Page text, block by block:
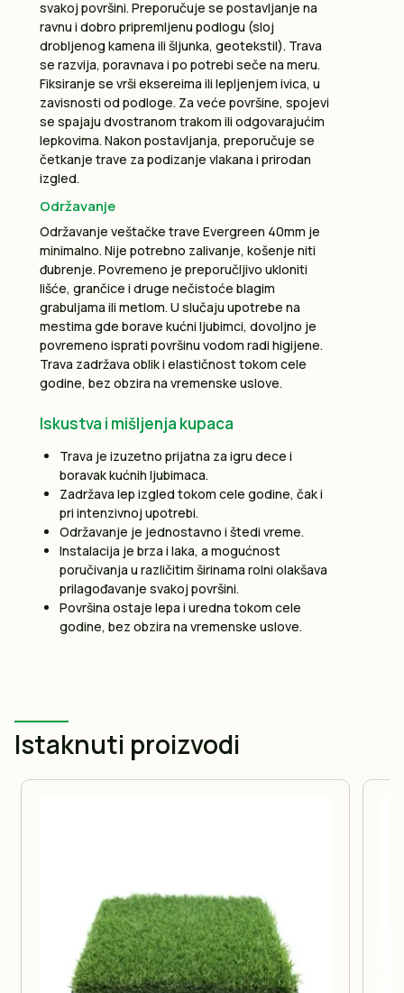
svakoj površini. Preporučuje se postavljanje na
ravnu i dobro pripremljenu podlogu (sloj
drobljenog kamena ili šljunka, geotekstil). Trava
se razvija, poravnava i po potrebi seče na meru.
Fiksiranje se vrši eksereima ili lepljenjem ivica, u
zavisnosti od podloge. Za veće površine, spojevi
se spajaju dvostranom trakom ili odgovarajućim
lepkovima. Nakon postavljanja, preporučuje se
četkanje trave za podizanje vlakana i prirodan
izgled.
Održavanje
Održavanje veštačke trave Evergreen 40mm je
minimalno. Nije potrebno zalivanje, košenje niti
đubrenje. Povremeno je preporučljivo ukloniti
lišće, grančice i druge nečistoće blagim
grabuljama ili metlom. U slučaju upotrebe na
mestima gde borave kućni ljubimci, dovoljno je
povremeno isprati površinu vodom radi higijene.
Trava zadržava oblik i elastičnost tokom cele
godine, bez obzira na vremenske uslove.
Iskustva i mišljenja kupaca
Trava je izuzetno prijatna za igru dece i
boravak kućnih ljubimaca.
Zadržava lep izgled tokom cele godine, čak i
pri intenzivnoj upotrebi.
Održavanje je jednostavno i štedi vreme.
Instalacija je brza i laka, a mogućnost
poručivanja u različitim širinama rolni olakšava
prilagođavanje svakoj površini.
Površina ostaje lepa i uredna tokom cele
godine, bez obzira na vremenske uslove.
Istaknuti proizvodi